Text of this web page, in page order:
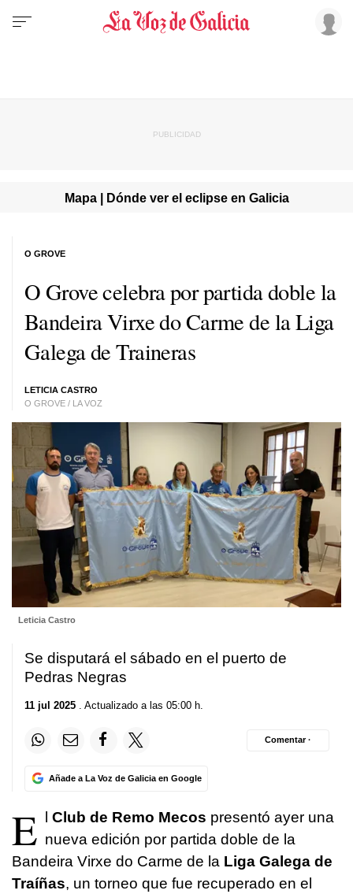
Mapa | Dónde ver el eclipse en Galicia
O Grove celebra por partida doble la
Bandeira Virxe do Carme de la Liga
Galega de Traineras
LETICIA CASTRO
O GROVE / LA VOZ
O GROVE
Leticia Castro
Se disputará el sábado en el puerto de
Pedras Negras
11 jul 2025 . Actualizado a las 05:00 h.
Añade a La Voz de Galicia en Google
Comentar ·
E l Club de Remo Mecos presentó ayer una
nueva edición por partida doble de la
Bandeira Virxe do Carme de la Liga Galega de
Traíñas, un torneo que fue recuperado en el